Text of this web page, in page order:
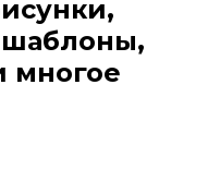
шаблоны,
многое